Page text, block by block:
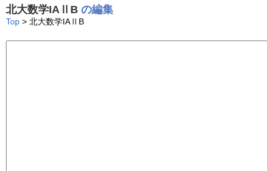
北大数学IAⅡB の編集
Top > 北大数学IAⅡB